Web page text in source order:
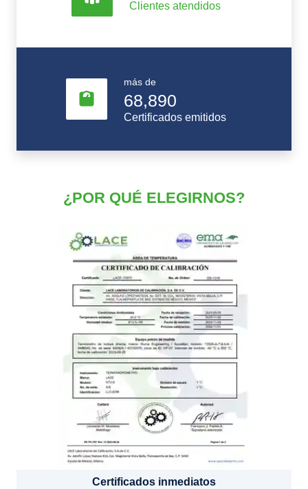
Clientes atendidos
más de
68,890
Certificados emitidos
¿POR QUÉ ELEGIRNOS?
Certificados inmediatos